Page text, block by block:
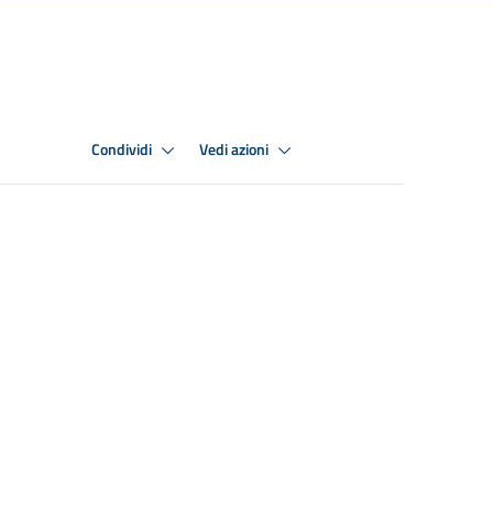
Condividi Vedi azioni